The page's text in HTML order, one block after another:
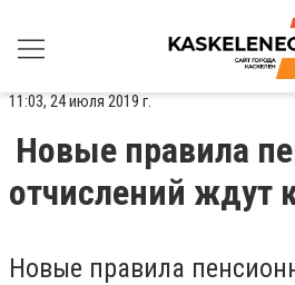
11:03, 24 июля 2019 г.
Новые правила
отчислений ждут
Новые правила